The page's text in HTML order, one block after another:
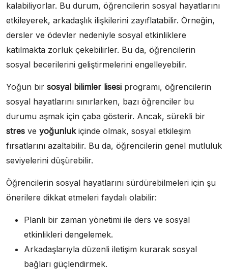
kalabiliyorlar. Bu durum, öğrencilerin sosyal hayatlarını
etkileyerek, arkadaşlık ilişkilerini zayıflatabilir. Örneğin,
dersler ve ödevler nedeniyle sosyal etkinliklere
katılmakta zorluk çekebilirler. Bu da, öğrencilerin
sosyal becerilerini geliştirmelerini engelleyebilir.
Yoğun bir sosyal bilimler lisesi programı, öğrencilerin
sosyal hayatlarını sınırlarken, bazı öğrenciler bu
durumu aşmak için çaba gösterir. Ancak, sürekli bir
stres ve yoğunlukiçinde olmak, sosyal etkileşim
fırsatlarını azaltabilir. Bu da, öğrencilerin genel mutluluk
seviyelerini düşürebilir.
Öğrencilerin sosyal hayatlarını sürdürebilmeleri için şu
önerilere dikkat etmeleri faydalı olabilir:
Planlı bir zaman yönetimi ile ders ve sosyal
etkinlikleri dengelemek.
Arkadaşlarıyla düzenli iletişim kurarak sosyal
bağları güçlendirmek.